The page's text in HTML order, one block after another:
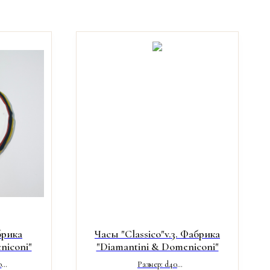
Часы "Classico"v.3. Фабрика
"Diamantini & Domeniconi"
Размер: d40